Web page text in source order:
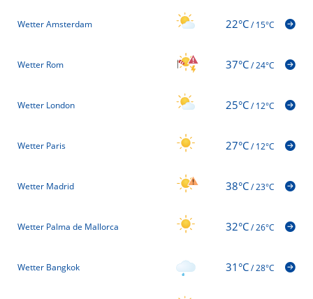
Wetter Amsterdam 22°C/15°C
Wetter Rom 37°C/24°C
Wetter London 25°C/12°C
Wetter Paris 27°C/12°C
Wetter Madrid 38°C/23°C
Wetter Palma de Mallorca 32°C/26°C
Wetter Bangkok 31°C/28°C